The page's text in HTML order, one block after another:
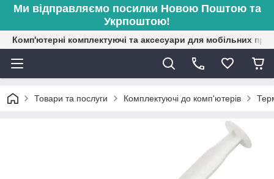
Ми відправляємо посилки Новою Поштою та
Укрпоштою!
Комп'ютерні комплектуючі та аксесуари для мобільних
Товари та послуги Комплектуючі до комп'ютерів